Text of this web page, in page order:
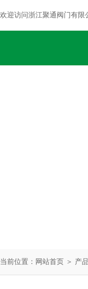
欢迎访问浙江聚通阀门有限
当前位置： 网站首页 ＞ 产